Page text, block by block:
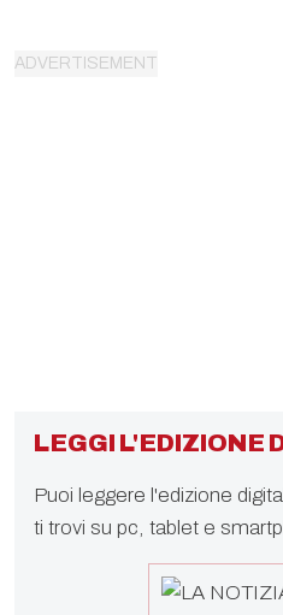
LEGGI L'EDIZIONE
Puoi leggere l'edizione
ti trovi su pc, tablet e